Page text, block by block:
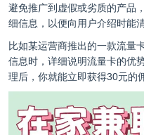
避免推广到虚假或劣质的产品
细信息，以便向用户介绍时能
比如某运营商推出的一款流量
信息时，详细说明流量卡的优
理后，你就能立即获得30元的